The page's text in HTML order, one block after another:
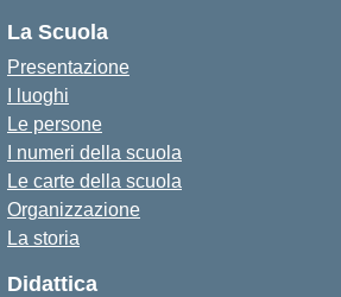
La Scuola
Presentazione
I luoghi
Le persone
I numeri della scuola
Le carte della scuola
Organizzazione
La storia
Didattica